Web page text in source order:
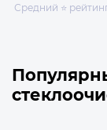
Средний ⭐